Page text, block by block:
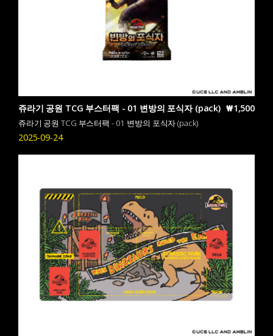
쥬라기 공원 TCG 부스터팩 - 01 변방의 포식자 (pack) ₩1,500
쥬라기 공원 TCG 부스터팩 - 01 변방의 포식자 (pack)
2025-09-24